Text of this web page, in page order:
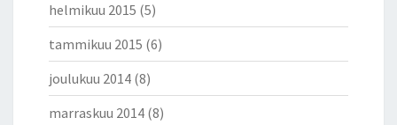
helmikuu 2015 (5)
tammikuu 2015 (6)
joulukuu 2014 (8)
marraskuu 2014 (8)